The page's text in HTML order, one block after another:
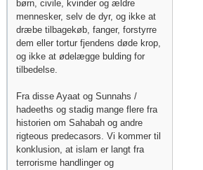
børn, civile, kvinder og ældre
mennesker, selv de dyr, og ikke at
dræbe tilbagekøb, fanger, forstyrre
dem eller tortur fjendens døde krop,
og ikke at ødelægge bulding for
tilbedelse.
Fra disse Ayaat og Sunnahs /
hadeeths og stadig mange flere fra
historien om Sahabah og andre
rigteous predecasors. Vi kommer til
konklusion, at islam er langt fra
terrorisme handlinger og